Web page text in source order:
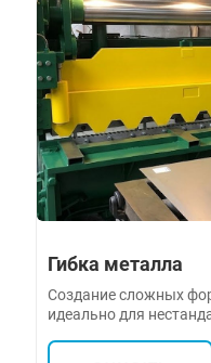
Гибка металла
Создание сложных
идеально для